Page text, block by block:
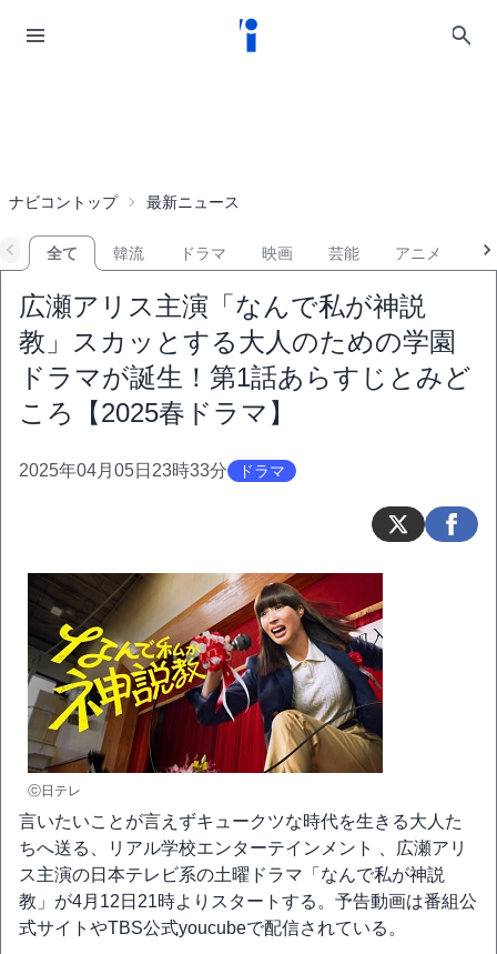
ナビコントップ 最新ニュース
全て 韓流 ドラマ 映画 芸能 アニメ
広瀬アリス主演「なんで私が神説
教」スカッとする大人のための学園
ドラマが誕生！第1話あらすじとみど
ころ【2025春ドラマ】
2025年04月05日23時33分 ドラマ
ⓒ日テレ
言いたいことが言えずキュークツな時代を生きる大人た
ちへ送る、リアル学校エンターテインメント 、広瀬アリ
ス主演の日本テレビ系の土曜ドラマ「なんで私が神説
教」が4月12日21時よりスタートする。予告動画は番組公
式サイトやTBS公式youcubeで配信されている。